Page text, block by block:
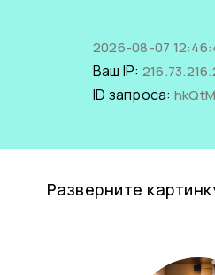
2026-08-07
Ваш IP:
ID запроса:
Разверните